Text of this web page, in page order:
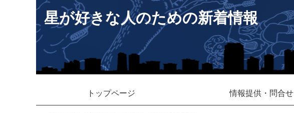
星が好きな人のための新着情報
トップページ 情報提供・問合せ